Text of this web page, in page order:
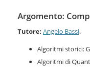
Argomento:
Tutore: Angelo Bassi.
Algoritmi storici:
Algoritmi di